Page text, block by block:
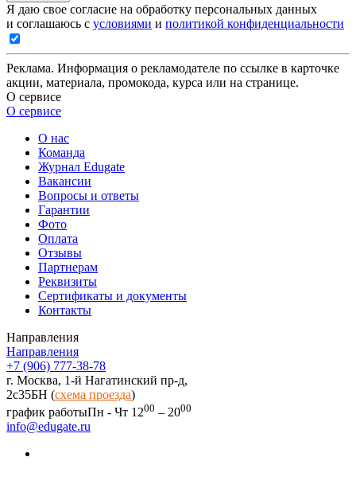
Я даю свое согласие на обработку персональных данных
и соглашаюсь с условиями и политикой конфиденциальности
Реклама. Информация о рекламодателе по ссылке в карточке
акции, материала, промокода, курса или на странице.
О сервисе
О сервисе
О нас
Команда
Журнал Edugate
Вакансии
Вопросы и ответы
Гарантии
Фото
Оплата
Отзывы
Партнерам
Реквизиты
Сертификаты и документы
Контакты
Направления
Направления
+7 (906) 777-38-78
г. Москва, 1-й Нагатинский пр-д,
2c35БН (схема проезда)
график работыПн - Чт 1200 – 2000
info@edugate.ru